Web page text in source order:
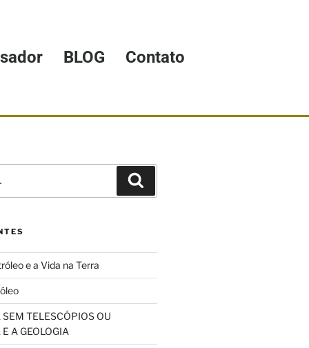
BLOG Contato
e a Vida na Terra
TELESCÓPIOS OU
A GEOLOGIA